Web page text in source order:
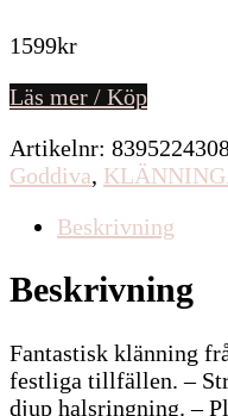
1599kr
Läs mer / Köp
Artikelnr:
Goddiva,
Beskrivning
Beskrivning
Fantastisk klänning
festliga tillfällen. –
djup halsringning. –